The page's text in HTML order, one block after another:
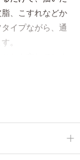
、こすれなどか
イプながら、通
。
ています。